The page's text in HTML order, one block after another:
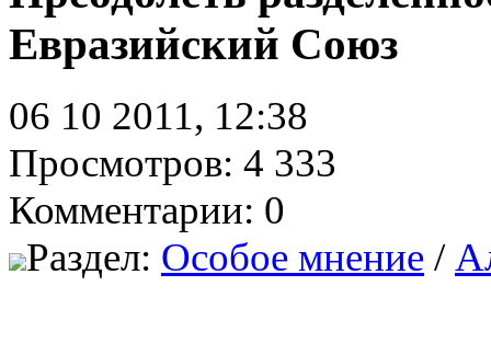
Евразийский Союз
06 10 2011, 12:38
Просмотров: 4 333
Комментарии: 0
Раздел: Особое мнение /